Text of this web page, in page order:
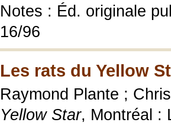
Notes : Éd. originale
16/96
Les rats du Yellow
Raymond Plante ;
Yellow Star, Montréal :